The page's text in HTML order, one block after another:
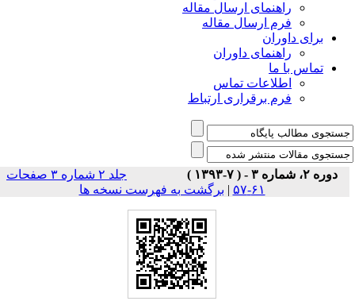
راهنمای ارسال مقاله
فرم ارسال مقاله
داوران
راهنمای داوران
با ما
اطلاعات تماس
فرم برقراری ارتباط
جلد ۲ شماره ۳ صفحات
برگشت به فهرست نسخه ها